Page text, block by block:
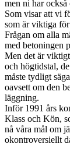
men ni har
Som visar att vi
som är viktiga
Frågan om alla
med betoningen
Men det är
och högtidstal,
måste tydligt
oavsett om den
läggning.
Inför 1991 års
Klass och Kön,
nå våra mål om
okontroversiellt